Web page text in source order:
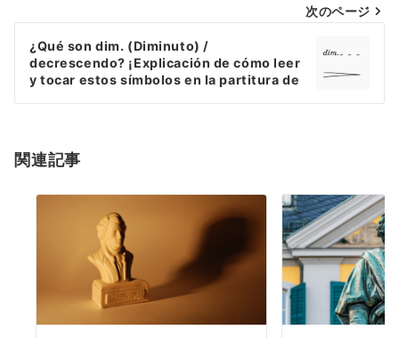
次のページ
¿Qué son dim. (Diminuto) /
decrescendo? ¡Explicación de cómo leer
y tocar estos símbolos en la partitura de
関連記事